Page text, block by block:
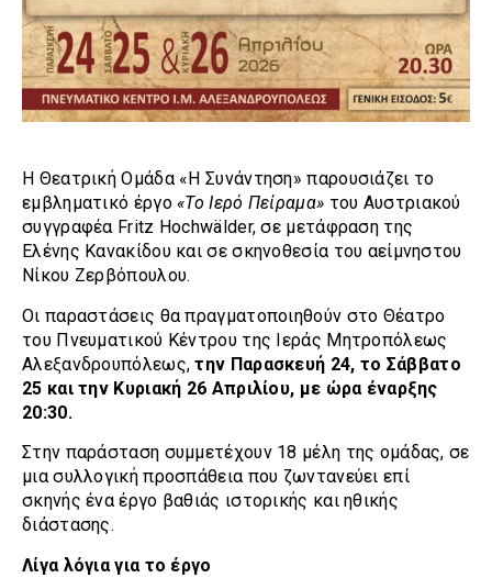
Η Θεατρική Ομάδα «Η Συνάντηση» παρουσιάζει το
εμβληματικό έργο«Το Ιερό Πείραμα» του Αυστριακού
συγγραφέα Fritz Hochwälder, σε μετάφραση της
Ελένης Κανακίδου και σε σκηνοθεσία του αείμνηστου
Νίκου Ζερβόπουλου.
Οι παραστάσεις θα πραγματοποιηθούν στο Θέατρο
του Πνευματικού Κέντρου της Ιεράς Μητροπόλεως
Αλεξανδρουπόλεως,την Παρασκευή 24, το Σάββατο
25 και την Κυριακή 26 Απριλίου, με ώρα έναρξης
20:30.
Στην παράσταση συμμετέχουν 18 μέλη της ομάδας, σε
μια συλλογική προσπάθεια που ζωντανεύει επί
σκηνής ένα έργο βαθιάς ιστορικής και ηθικής
διάστασης.
Λίγα λόγια για το έργο